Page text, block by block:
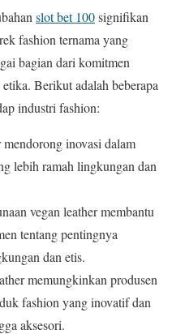
slot bet 100signifikan
fashion ternama yang
bagian dari komitmen
Berikut adalah beberapa
industri fashion:
mendorong inovasi dalam
lebih ramah lingkungan dan
vegan leather membantu
tentang pentingnya
dan etis.
memungkinkan produsen
fashion yang inovatif dan
aksesori.